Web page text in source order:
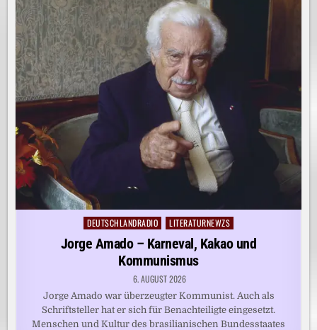
Posted
DEUTSCHLANDRADIO LITERATURNEWZS
Jorge Amado – Karneval, Kakao und
Kommunismus
6. AUGUST 2026
Jorge Amado war überzeugter Kommunist. Auch als
Schriftsteller hat er sich für Benachteiligte eingesetzt.
Menschen und Kultur des brasilianischen Bundesstaates